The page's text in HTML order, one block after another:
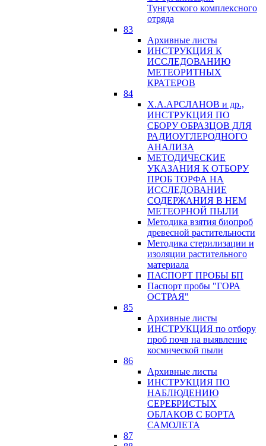
Тунгусского комплексного
отряда
83
Архивные листы
ИНСТРУКЦИЯ К
ИССЛЕДОВАНИЮ
МЕТЕОРИТНЫХ
КРАТЕРОВ
84
Х.А.АРСЛАНОВ и др.,
ИНСТРУКЦИЯ ПО
СБОРУ ОБРАЗЦОВ ДЛЯ
РАДИОУГЛЕРОДНОГО
АНАЛИЗА
МЕТОДИЧЕСКИЕ
УКАЗАНИЯ К ОТБОРУ
ПРОБ ТОРФА НА
ИССЛЕДОВАНИЕ
СОДЕРЖАНИЯ В НЕМ
МЕТЕОРНОЙ ПЫЛИ
Методика взятия биопроб
древесной растительности
Методика стерилизации и
изоляции растительного
материала
ПАСПОРТ ПРОБЫ БП
Паспорт пробы "ГОРА
ОСТРАЯ"
85
Архивные листы
ИНСТРУКЦИЯ по отбору
проб почв на выявление
космической пыли
86
Архивные листы
ИНСТРУКЦИЯ ПО
НАБЛЮДЕНИЮ
СЕРЕБРИСТЫХ
ОБЛАКОВ С БОРТА
САМОЛЕТА
87